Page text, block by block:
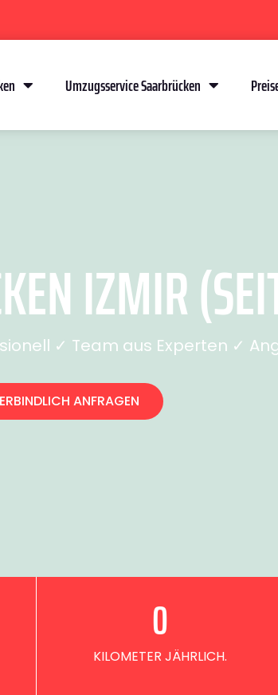
Umzugsservice Saarbrücken
IZMIR
✓ Team aus Experten ✓
ANFRAGEN
KILOMETER JÄHRLICH.
0